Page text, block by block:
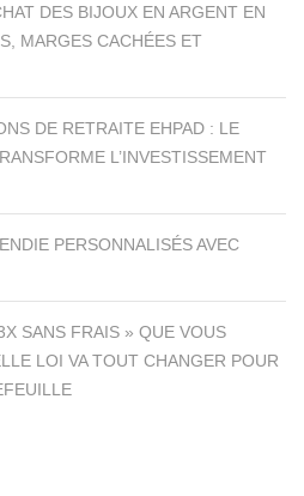
DES BIJOUX EN ARGENT EN
MARGES CACHÉES ET
DE RETRAITE EHPAD : LE
L’INVESTISSEMENT
PERSONNALISÉS AVEC
SANS FRAIS » QUE VOUS
LOI VA TOUT CHANGER POUR